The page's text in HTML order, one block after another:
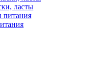
ласты